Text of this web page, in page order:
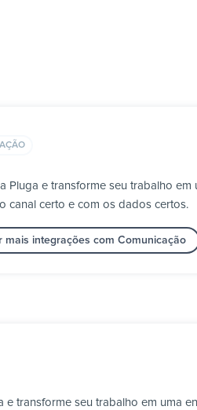
Pluga e transforme seu trabalho
canal certo e com os dados certos.
mais integrações com Comunicação
e transforme seu trabalho em